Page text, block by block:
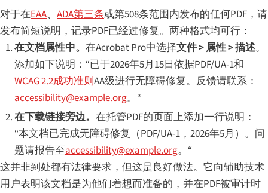
对于在EAA、 ADA第三条或第508条范围内发布的任何PDF，请
发布简短说明，记录PDF已经过修复。两种格式均可行：
在文档属性中。 在Acrobat Pro中选择文件 > 属性 > 描述。
添加如下说明：“已于2026年5月15日依据PDF/UA-1和
WCAG 2.2成功准则AA级进行无障碍修复。反馈请联系：
accessibility@example.org。“
在下载链接旁边。 在托管PDF的页面上添加一行说明：
“本文档已完成无障碍修复（PDF/UA-1，2026年5月）。问
题请报告至accessibility@example.org。“
这并非到处都有法律要求，但这是良好做法。它向辅助技术
用户表明该文档是为他们着想而准备的，并在PDF被审计时